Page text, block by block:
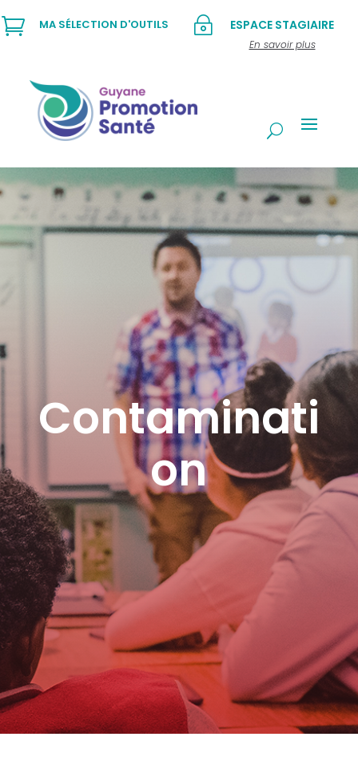
~ ESPACE STAGIAIRE
En savoir plus
 MA SÉLECTION D'OUTILS
Contaminati
on